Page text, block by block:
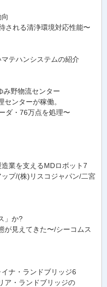
れる清浄環境対応性能〜
テハンシステムの紹介
み野物流センター
ンターが稼働。
ダ・76万点を処理〜
業を支えるMDロボット7
プ/(株)リスコジャパン/二宮
」か?
が見えてきた〜/シーコムス
ナ・ランドブリッジ6
ア・ランドブリッジの